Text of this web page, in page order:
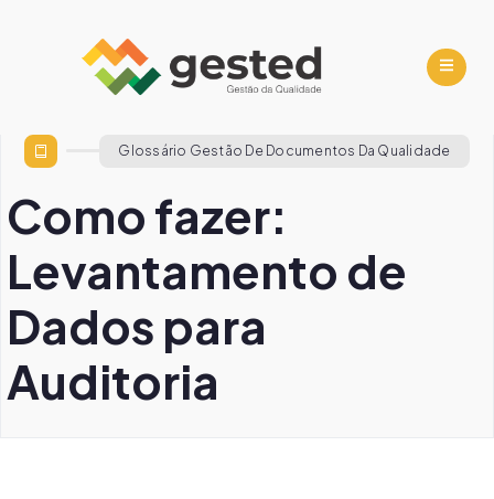
Glossário Gestão De Documentos Da Qualidade
Como fazer:
Levantamento de
Dados para
Auditoria